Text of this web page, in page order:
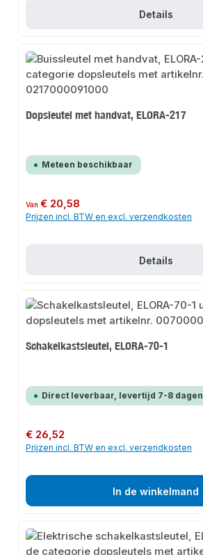
Details
Dopsleutel met handvat, ELORA-217
Meteen beschikbaar
Normale prijs:
Van€ 20,58
Prijzen incl. BTW en excl. verzendkosten
Details
Schakelkastsleutel, ELORA-70-1
Direct leverbaar, levertijd 7-8 dagen
Normale prijs:
€ 26,52
Prijzen incl. BTW en excl. verzendkosten
In de winkelmand